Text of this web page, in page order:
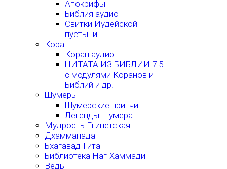
Апокрифы
Библия аудио
Свитки Иудейской
пустыни
Коран
Коран аудио
ЦИТАТА ИЗ БИБЛИИ 7.5
с модулями Коранов и
Библий и др.
Шумеры
Шумерские притчи
Легенды Шумера
Мудрость Египетская
Дхаммапада
Бхагавад-Гита
Библиотека Наг-Хаммади
Веды